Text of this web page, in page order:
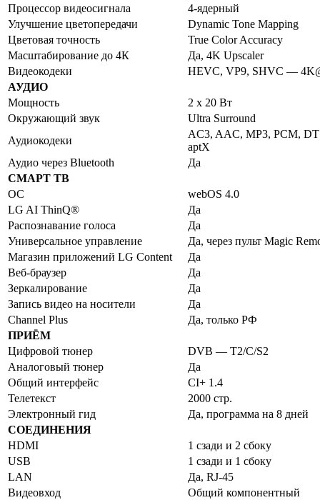
Процессор видеосигнала
4-ядерный
Улучшение цветопередачи
Dynamic Tone Mapping
Цветовая точность
True Color Accuracy
Масштабирование до 4К
Да, 4K Upscaler
Видеокодеки
HEVC, VP9, SHVC —
АУДИО
Мощность
2 х 20 Вт
Окружающий звук
Ultra Surround
Аудиокодеки
AC3, AAC, MP3, PCM,
aptX
Аудио через Bluetooth
Да
СМАРТ ТВ
ОС
webOS 4.0
LG AI ThinQ®
Да
Распознавание голоса
Да
Универсальное управление
Да, через пульт Magic
Магазин приложений LG Content
Да
Веб-браузер
Да
Зеркалирование
Да
Запись видео на носители
Да
Channel Plus
Да, только РФ
ПРИЁМ
Цифровой тюнер
DVB — T2/C/S2
Аналоговый тюнер
Да
Общий интерфейс
CI+ 1.4
Телетекст
2000 стр.
Электронный гид
Да, программа на 8 дней
СОЕДИНЕНИЯ
HDMI
1 сзади и 2 сбоку
USB
1 сзади и 1 сбоку
LAN
Да, RJ-45
Видеовход
Общий компонентный